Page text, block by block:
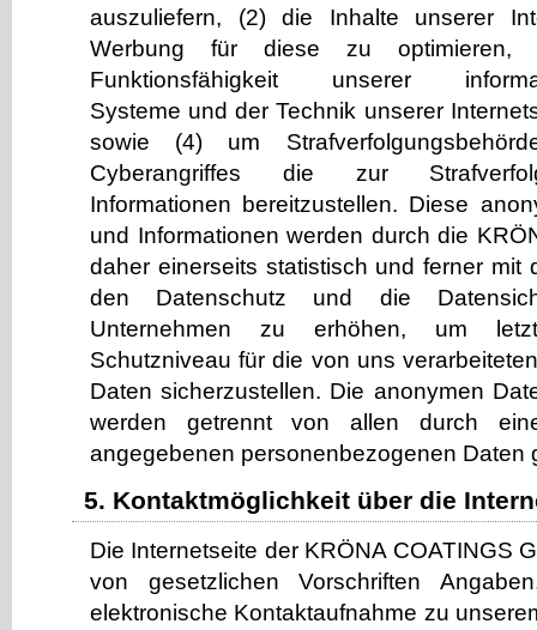
auszuliefern, (2) die Inhalte unserer
Werbung für diese zu optimieren,
Funktionsfähigkeit unserer
Systeme und der Technik unserer
sowie (4) um
Cyberangriffes die zur
Informationen bereitzustellen. Diese
und Informationen werden durch die
daher einerseits statistisch und ferner mit
den Datenschutz und die
Unternehmen zu erhöhen, um
Schutzniveau für die von uns
Daten sicherzustellen. Die anonymen
werden getrennt von allen durch
angegebenen personenbezogenen Daten
5. Kontaktmöglichkeit über die
Die Internetseite der KRÖNA COATINGS
von gesetzlichen Vorschriften
elektronische Kontaktaufnahme zu